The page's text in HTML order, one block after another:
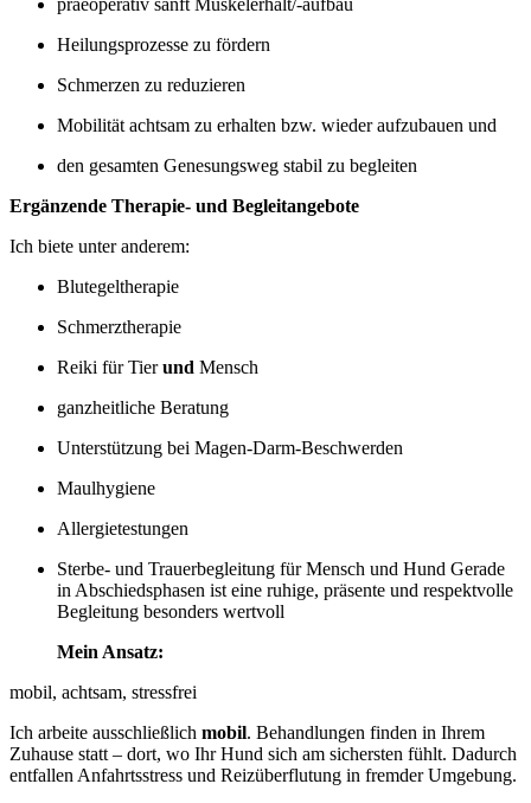
Heilungsprozesse zu fördern
Schmerzen zu reduzieren
Mobilität achtsam zu erhalten bzw. wieder aufzubauen und
den gesamten Genesungsweg stabil zu begleiten
Ergänzende Therapie- und Begleitangebote
Ich biete unter anderem:
Blutegeltherapie
Schmerztherapie
Reiki für Tierund Mensch
ganzheitliche Beratung
Unterstützung bei Magen-Darm-Beschwerden
Maulhygiene
Allergietestungen
Sterbe- und Trauerbegleitung für Mensch und Hund Gerade
in Abschiedsphasen ist eine ruhige, präsente und respektvolle
Begleitung besonders wertvoll
Mein Ansatz:
mobil, achtsam, stressfrei
Ich arbeite ausschließlich mobil. Behandlungen finden in Ihrem
Zuhause statt – dort, wo Ihr Hund sich am sichersten fühlt. Dadurch
entfallen Anfahrtsstress und Reizüberflutung in fremder Umgebung.